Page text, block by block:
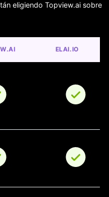
eligiendo Topview.ai sobre
ELAI.IO